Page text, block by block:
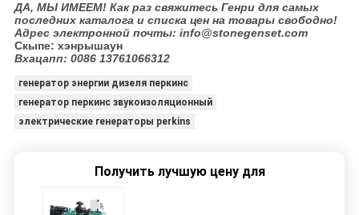
ДА, МЫ ИМЕЕМ! Как раз свяжитесь Генри для самых
последних каталога и списка цен на товары свободно!
Адрес электронной почты: info@stonegenset.com
Скыпе: хэнрышаун
Вхацапп: 0086 13761066312
генератор энергии дизеля перкинс
генератор перкинс звукоизоляционный
электрические генераторы perkins
Получить лучшую цену для